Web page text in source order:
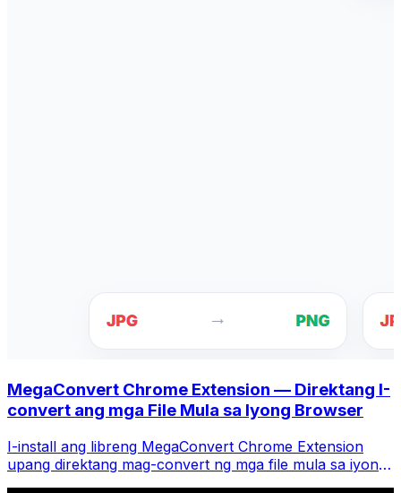
MegaConvert Chrome Extension — Direktang I-
convert ang mga File Mula sa Iyong Browser
I-install ang libreng MegaConvert Chrome Extension
upang direktang mag-convert ng mga file mula sa iyong